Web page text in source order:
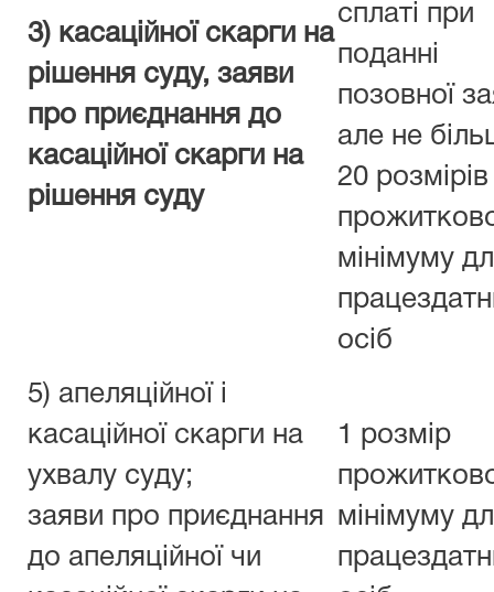
3) касаційної скарги на
рішення суду, заяви
про приєднання до
касаційної скарги на
рішення суду
сплаті при
поданні
позовної
але не
20 розмірів
мінімуму
осіб
5) апеляційної і
касаційної скарги на
ухвалу суду;
заяви про приєднання
до апеляційної чи
1 розмір
мінімуму